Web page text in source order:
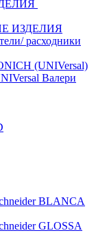
ИЗДЕЛИЯ
расходники
(UNIVersal)
Валери
BLANCA
GLOSSA